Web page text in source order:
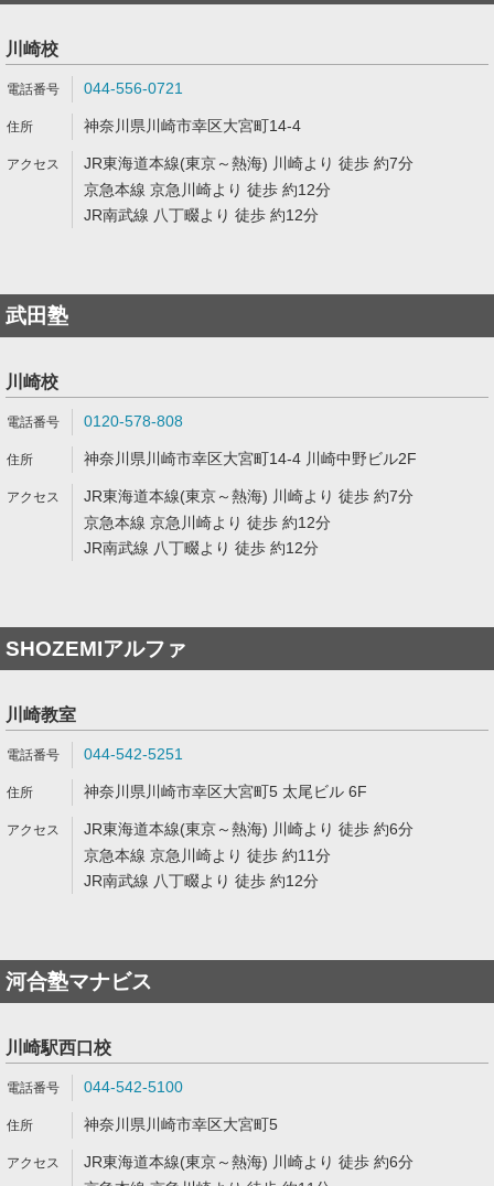
川崎校
044-556-0721
神奈川県川崎市幸区大宮町14-4
JR東海道本線(東京～熱海) 川崎より 徒歩 約7分
京急本線 京急川崎より 徒歩 約12分
JR南武線 八丁畷より 徒歩 約12分
武田塾
川崎校
0120-578-808
神奈川県川崎市幸区大宮町14-4 川崎中野ビル2F
JR東海道本線(東京～熱海) 川崎より 徒歩 約7分
京急本線 京急川崎より 徒歩 約12分
JR南武線 八丁畷より 徒歩 約12分
SHOZEMIアルファ
川崎教室
044-542-5251
神奈川県川崎市幸区大宮町5 太尾ビル 6F
JR東海道本線(東京～熱海) 川崎より 徒歩 約6分
京急本線 京急川崎より 徒歩 約11分
JR南武線 八丁畷より 徒歩 約12分
河合塾マナビス
川崎駅西口校
044-542-5100
神奈川県川崎市幸区大宮町5
JR東海道本線(東京～熱海) 川崎より 徒歩 約6分